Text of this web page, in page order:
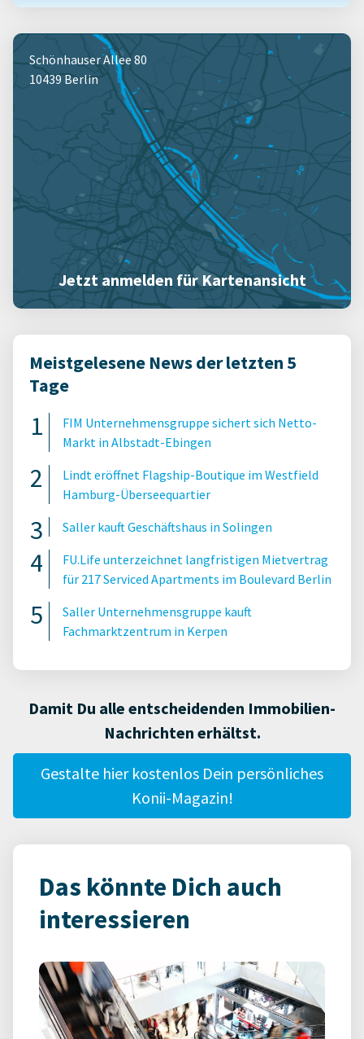
Schönhauser Allee 80
10439 Berlin
Jetzt anmelden für Kartenansicht
Meistgelesene News der letzten 5
Tage
FIM Unternehmensgruppe sichert sich Netto-
Markt in Albstadt-Ebingen
Lindt eröffnet Flagship-Boutique im Westfield
Hamburg-Überseequartier
Saller kauft Geschäftshaus in Solingen
FU.Life unterzeichnet langfristigen Mietvertrag
für 217 Serviced Apartments im Boulevard Berlin
Saller Unternehmensgruppe kauft
Fachmarktzentrum in Kerpen
Damit Du alle entscheidenden Immobilien-
Nachrichten erhältst.
Gestalte hier kostenlos Dein persönliches
Konii-Magazin!
Das könnte Dich auch
interessieren